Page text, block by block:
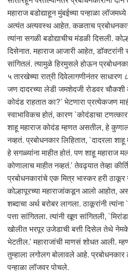
महाराज बडोद्याहून मुंबईच्या पन्हाळा
अत्यंत अत्यवस्थ आहेत. कळताच
त्यांना सगळी बडोद्याचीच मंडळी दिसली.
दिसेनात. महाराज आजारी आहेत, डॉक्टरांनी
सांगितलं. त्यामुळे हिरमुसले होऊन
५ तारखेच्या रात्री दिवेलागणीनंतर
जण दादरच्या लेडी जमशेदजी रोडवर
कोदंड राहतात का?’ भेटणारा प्रत्येकजण
स्वाभाविकच होतं, कारण `कोदंडाचा टणत्कार’
शाहू महाराज कोदंड म्हणत असतील, हे
नव्हतं. प्रबोधनकार लिहितात, `दादरला
हे सगळ्यांना माहीत होतं. पण शाहू महाराज
कोणालाच माहीत नव्हतं.’ तेवढ्यात तेव्हा
प्रबोधनकारांचे एक मित्र भास्कर हरी ठाकूर
कोल्हापूरच्या महाराजांकडून आलो आहोत,
शब्दाचा अर्थ बरोबर लागला. ठाकूरांनी
पत्ता सांगितला. त्यांनी खूण सांगितली,
खोलीत भरपूर उजेडाची बत्ती दिसेल तेथे
भेटतील.’ महाराजांची माणसं शोधत आली.
तुम्हाला लगोलग बोलावले आहे. प्रबोधनकार
पन्हाळा लॉजवर पोचले.